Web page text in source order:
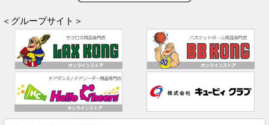
＜グループサイト＞